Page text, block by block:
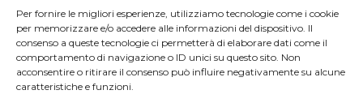
Per fornire le migliori esperienze, utilizziamo tecnologie come i cookie
per memorizzare e/o accedere alle informazioni del dispositivo. Il
consenso a queste tecnologie ci permetterà di elaborare dati come il
comportamento di navigazione o ID unici su questo sito. Non
acconsentire o ritirare il consenso può influire negativamente su alcune
caratteristiche e funzioni.
raccogliere rispetto
Di Giancarlo Fornasier 29/01/2022
Le buone idee sono come le piante: se non